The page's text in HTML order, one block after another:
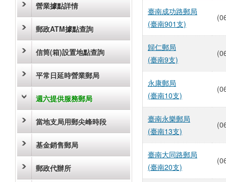
營業據點詳情
郵政ATM據點查詢
信筒(箱)設置地點查詢
平常日延時營業郵局
週六提供服務郵局
當地支局用郵尖峰時段
基金銷售郵局
郵政代辦所
臺南成功路郵局
(臺南901支)
歸仁郵局
(臺南9支)
永康郵局
(臺南10支)
臺南永樂郵局
(臺南13支)
臺南大同路郵局
(臺南20支)